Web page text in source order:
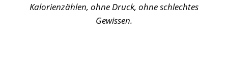
Kalorienzählen, ohne Druck, ohne schlechtes
Gewissen.